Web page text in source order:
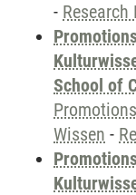
- Research
School of
Wissen -